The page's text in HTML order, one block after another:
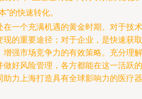
”的快速转化。
一个充满机遇的黄金时期。对于技术
的重要途径；对于企业，是快速获取
强市场竞争力的有效策略。充分理解
好风险管理，各方都能在这一活跃的
力上海打造具有全球影响力的医疗器